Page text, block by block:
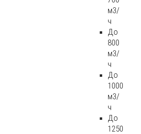
м3/
ч
До
800
м3/
ч
До
1000
м3/
ч
До
1250